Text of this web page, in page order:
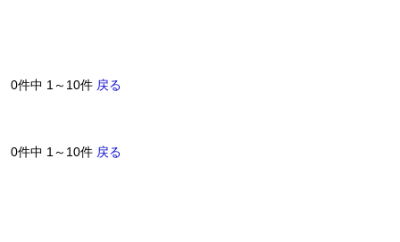
0件中 1～10件 戻る
0件中 1～10件 戻る